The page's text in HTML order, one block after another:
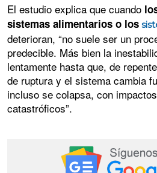
El estudio explica que cuando
sistemas alimentarios o los
deterioran, “no suele ser un
predecible. Más bien la
lentamente hasta que, de
de ruptura y el sistema cambia
incluso se colapsa, con
catastróficos”.